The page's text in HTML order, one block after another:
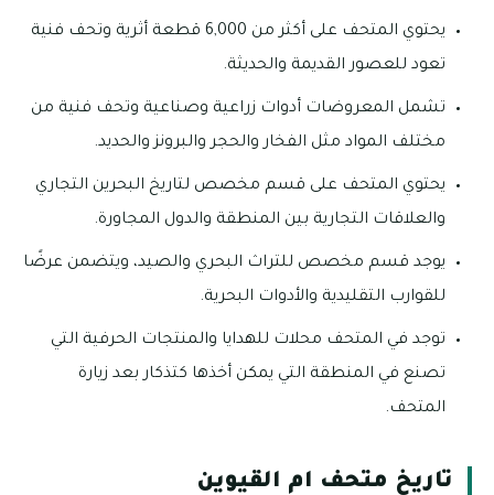
يحتوي المتحف على أكثر من 6,000 قطعة أثرية وتحف فنية
تعود للعصور القديمة والحديثة.
تشمل المعروضات أدوات زراعية وصناعية وتحف فنية من
مختلف المواد مثل الفخار والحجر والبرونز والحديد.
يحتوي المتحف على قسم مخصص لتاريخ البحرين التجاري
والعلاقات التجارية بين المنطقة والدول المجاورة.
يوجد قسم مخصص للتراث البحري والصيد، ويتضمن عرضًا
للقوارب التقليدية والأدوات البحرية.
توجد في المتحف محلات للهدايا والمنتجات الحرفية التي
تصنع في المنطقة التي يمكن أخذها كتذكار بعد زيارة
المتحف.
تاريخ متحف ام القيوين